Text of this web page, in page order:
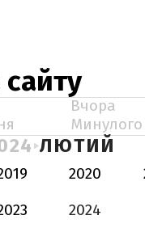
Вчора
ЛЮТИЙ
2020
2024